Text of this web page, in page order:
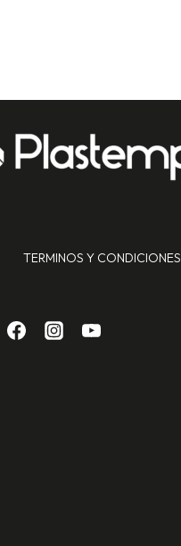
TERMINOS Y CONDICIONES